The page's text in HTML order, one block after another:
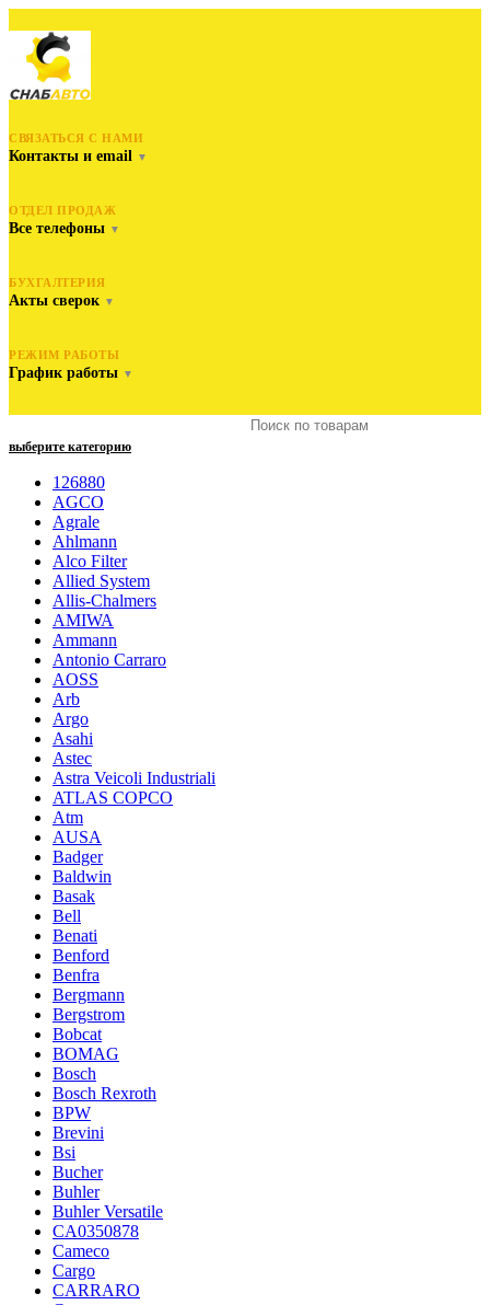
СВЯЗАТЬСЯ С НАМИ
Контакты и email ▼
ОТДЕЛ ПРОДАЖ
Все телефоны ▼
БУХГАЛТЕРИЯ
Акты сверок ▼
РЕЖИМ РАБОТЫ
График работы ▼
выберите категорию
126880
AGCO
Agrale
Ahlmann
Alco Filter
Allied System
Allis-Chalmers
AMIWA
Ammann
Antonio Carraro
AOSS
Arb
Argo
Asahi
Astec
Astra Veicoli Industriali
ATLAS COPCO
Atm
AUSA
Badger
Baldwin
Basak
Bell
Benati
Benford
Benfra
Bergmann
Bergstrom
Bobcat
BOMAG
Bosch
Bosch Rexroth
BPW
Brevini
Bsi
Bucher
Buhler
Buhler Versatile
CA0350878
Cameco
Cargo
CARRARO